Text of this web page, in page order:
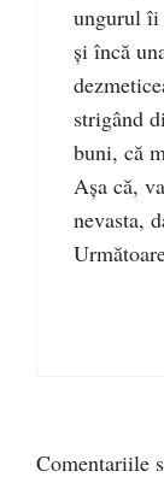
ungurul îi
şi încă
strigând
buni, că
Aşa că,
nevasta,
Comentariile